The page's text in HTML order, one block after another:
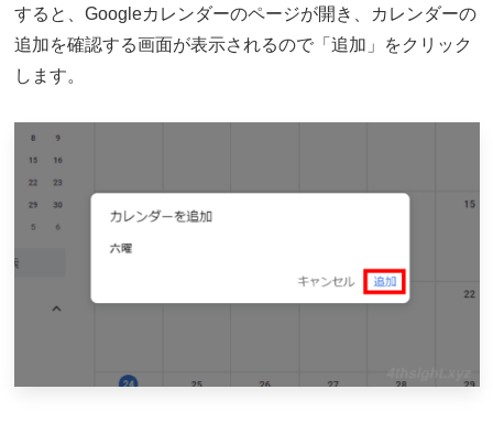
すると、Googleカレンダーのページが開き、カレンダーの
追加を確認する画面が表示されるので「追加」をクリック
します。